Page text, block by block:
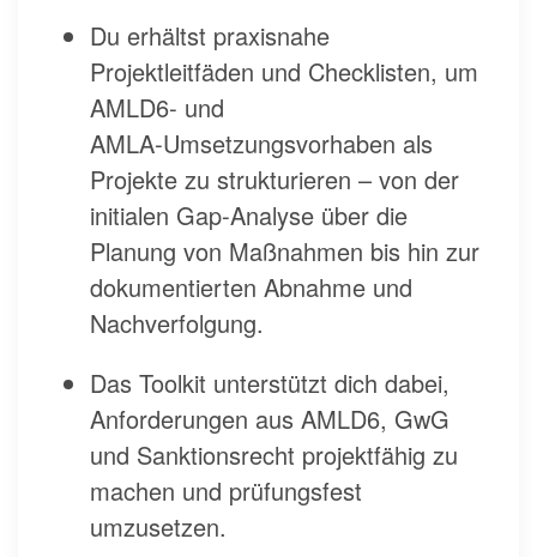
Du erhältst praxisnahe
Projektleitfäden und Checklisten, um
AMLD6‑ und
AMLA‑Umsetzungsvorhaben als
Projekte zu strukturieren – von der
initialen Gap‑Analyse über die
Planung von Maßnahmen bis hin zur
dokumentierten Abnahme und
Nachverfolgung.
Das Toolkit unterstützt dich dabei,
Anforderungen aus AMLD6, GwG
und Sanktionsrecht projektfähig zu
machen und prüfungsfest
umzusetzen.